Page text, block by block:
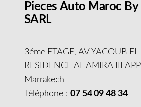
Pieces Auto Maroc By
SARL
3éme ETAGE, AV YACOUB
RESIDENCE AL AMIRA III
Marrakech
Téléphone : 07 54 09 48 34